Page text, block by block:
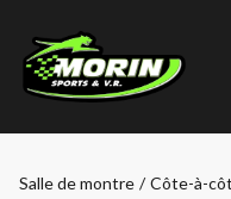
Salle de montre / Côte-à-